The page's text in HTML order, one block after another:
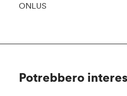
ONLUS
Potrebbero